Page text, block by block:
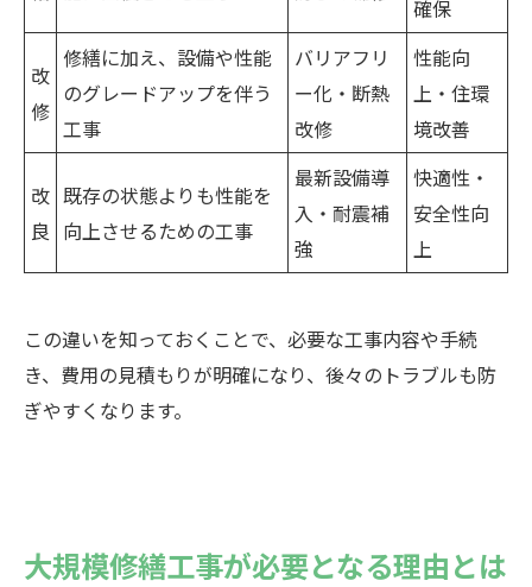
確保
改
修
修繕に加え、設備や性能
のグレードアップを伴う
工事
バリアフリ
ー化・断熱
改修
性能向
上・住環
境改善
改
良
既存の状態よりも性能を
向上させるための工事
最新設備導
入・耐震補
強
快適性・
安全性向
上
この違いを知っておくことで、必要な工事内容や手続
き、費用の見積もりが明確になり、後々のトラブルも防
ぎやすくなります。
大規模修繕工事が必要となる理由とは